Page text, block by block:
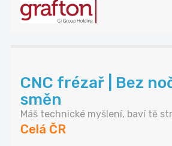
CNC frézař | Bez
směn
Máš technické myšlení, baví tě
Celá ČR